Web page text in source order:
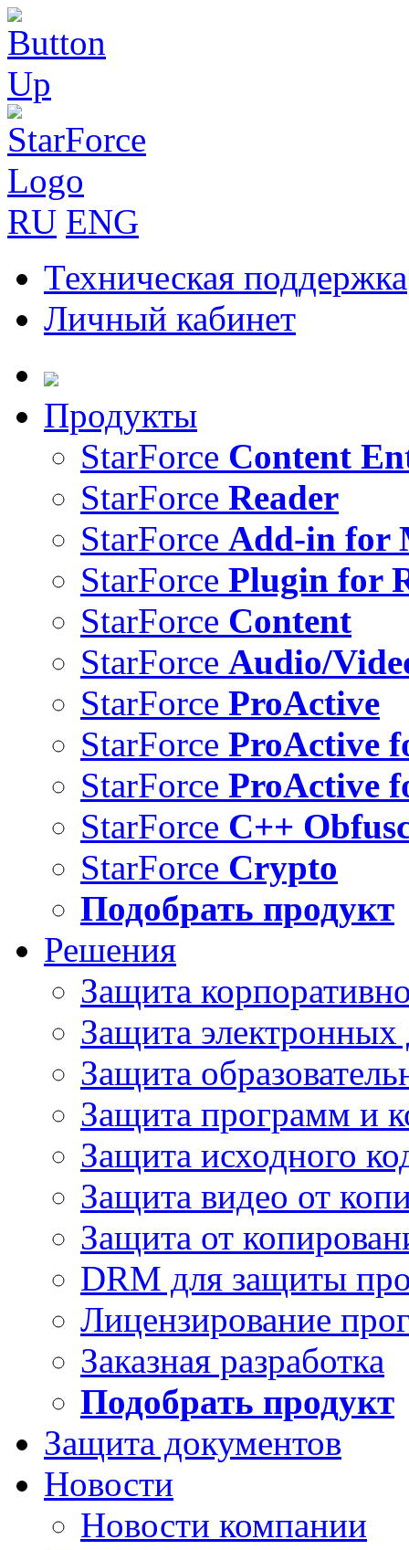
RU ENG
Техническая поддержка
Личный кабинет
Продукты
StarForce Content
StarForce Reader
StarForce Add-in for
StarForce Plugin for
StarForce Content
StarForce Audio/
StarForce ProActive
StarForce ProActive
StarForce ProActive
StarForce C++
StarForce Crypto
Подобрать продукт
Решения
Защита
Защита электронных
Защита
Защита программ и
Защита исходного
Защита видео от
Защита от
DRM для защиты
Лицензирование
Заказная разработка
Подобрать продукт
Защита документов
Новости
Новости компании